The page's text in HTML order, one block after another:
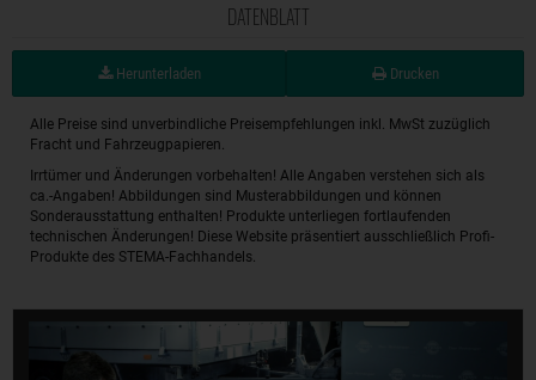
DATENBLATT
Herunterladen Drucken
Alle Preise sind unverbindliche Preisempfehlungen inkl. MwSt zuzüglich
Fracht und Fahrzeugpapieren.
Irrtümer und Änderungen vorbehalten! Alle Angaben verstehen sich als
ca.-Angaben! Abbildungen sind Musterabbildungen und können
Sonderausstattung enthalten! Produkte unterliegen fortlaufenden
technischen Änderungen! Diese Website präsentiert ausschließlich Profi-
Produkte des STEMA-Fachhandels.